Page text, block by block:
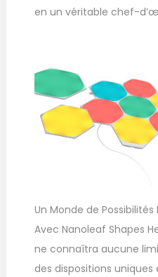
en un véritable chef-
Un Monde de Possibilités
Avec Nanoleaf Shapes
ne connaîtra aucune
des dispositions